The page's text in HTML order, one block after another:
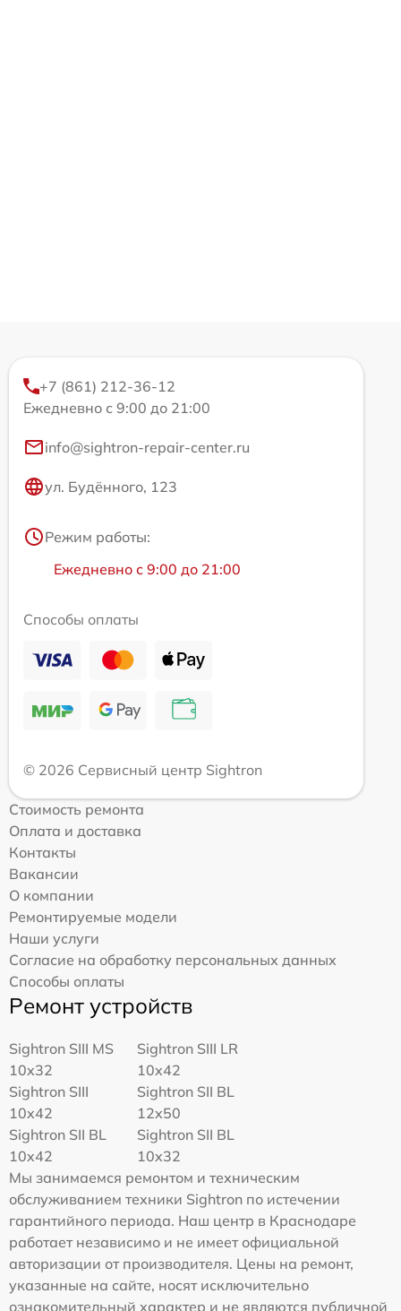
+7 (861) 212-36-12
Ежедневно с 9:00 до 21:00
info@sightron-repair-center.ru
ул. Будённого, 123
Режим работы:
Ежедневно с 9:00 до 21:00
Способы оплаты
© 2026 Сервисный центр Sightron
Стоимость ремонта
Оплата и доставка
Контакты
Вакансии
О компании
Ремонтируемые модели
Наши услуги
Согласие на обработку персональных данных
Способы оплаты
Ремонт устройств
Sightron SIII MS
10x32
Sightron SIII LR
10x42
Sightron SIII
10x42
Sightron SII BL
12x50
Sightron SII BL
10x42
Sightron SII BL
10x32
Мы занимаемся ремонтом и техническим
обслуживанием техники Sightron по истечении
гарантийного периода. Наш центр в Краснодаре
работает независимо и не имеет официальной
авторизации от производителя. Цены на ремонт,
указанные на сайте, носят исключительно
ознакомительный характер и не являются публичной